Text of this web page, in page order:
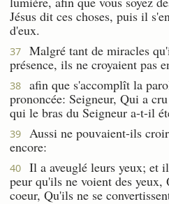
Jésus dit ces choses, puis il
d'eux.
37
Malgré tant de miracles
présence, ils ne croyaient pas
38
afin que s'accomplît la
prononcée: Seigneur, Qui a
qui le bras du Seigneur a-t-il
39
Aussi ne pouvaient-ils
encore:
40
Il a aveuglé leurs yeux; et
peur qu'ils ne voient des
coeur, Qu'ils ne se